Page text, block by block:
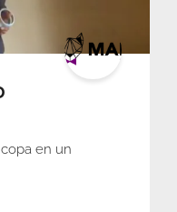
en un